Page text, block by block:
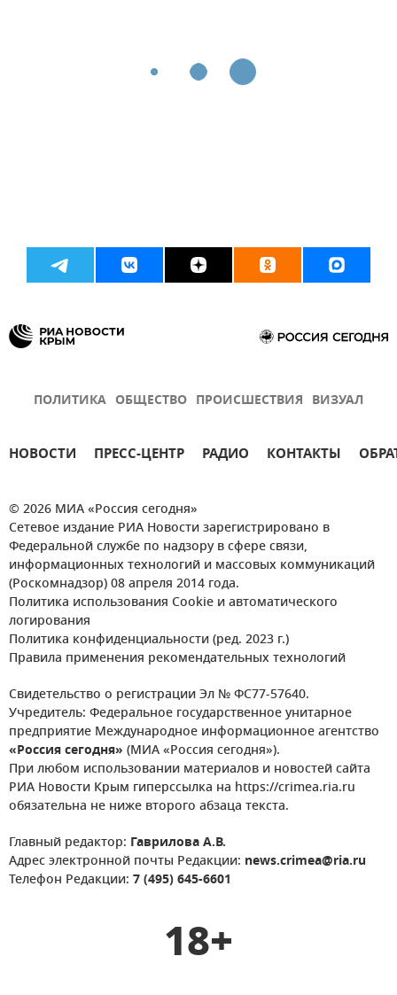
ПОЛИТИКА ОБЩЕСТВО ПРОИСШЕСТВИЯ ВИЗУАЛ
НОВОСТИ ПРЕСС-ЦЕНТР РАДИО КОНТАКТЫ
© 2026 МИА «Россия сегодня»
Сетевое издание РИА Новости зарегистрировано в
Федеральной службе по надзору в сфере связи,
информационных технологий и массовых коммуникаций
(Роскомнадзор) 08 апреля 2014 года.
Политика использования Cookie и автоматического
логирования
Политика конфиденциальности (ред. 2023 г.)
Правила применения рекомендательных технологий
Свидетельство о регистрации Эл № ФС77-57640.
Учредитель: Федеральное государственное унитарное
предприятие Международное информационное агентство
«Россия сегодня» (МИА «Россия сегодня»).
При любом использовании материалов и новостей сайта
РИА Новости Крым гиперссылка на https://crimea.ria.ru
обязательна не ниже второго абзаца текста.
Главный редактор: Гаврилова А.В.
Адрес электронной почты Редакции: news.crimea@ria.ru
Телефон Редакции: 7 (495) 645-6601
18+